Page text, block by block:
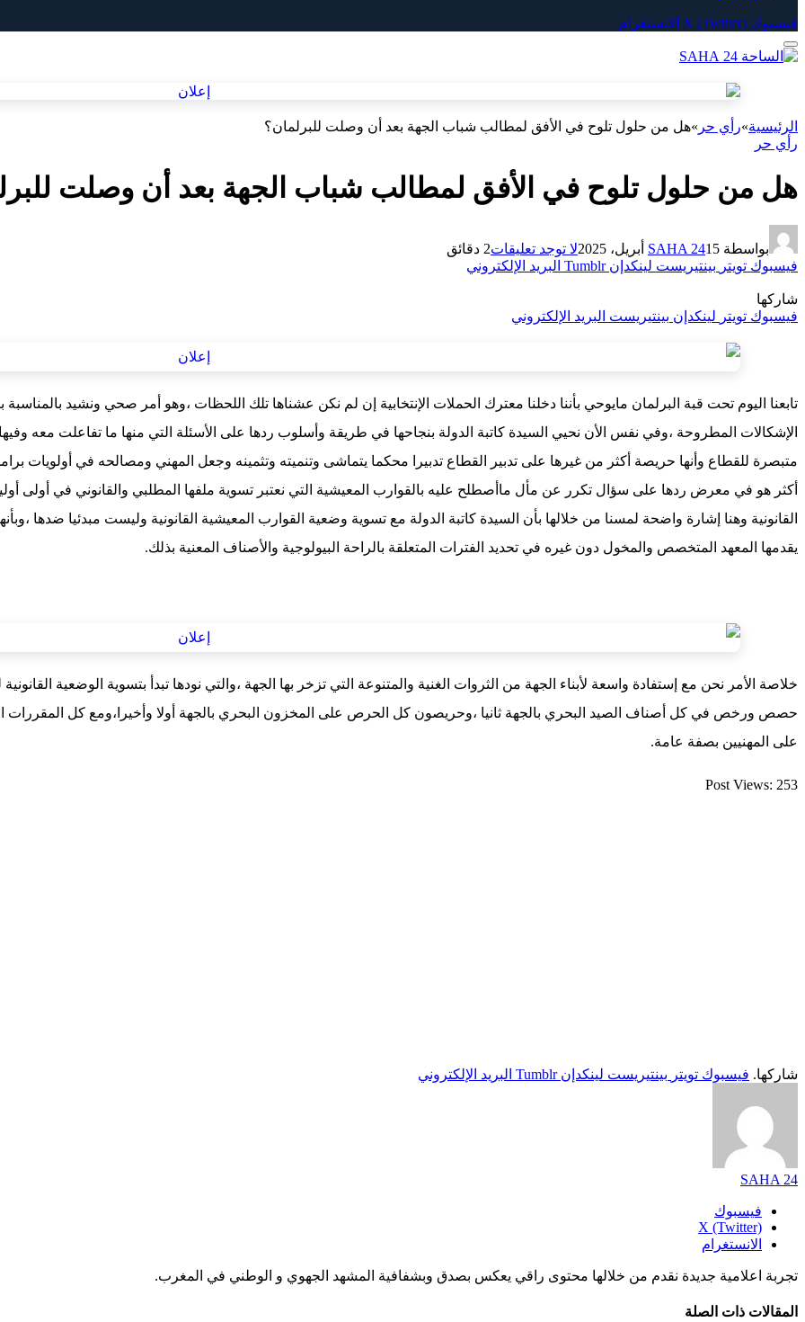
فيسبوك X (Twitter) الانستغرام
الرئيسية»رأي حر »هل من حلول تلوح في الأفق لمطالب شباب الجهة بعد أن وصلت للبرلمان؟
رأي حر
هل من حلول تلوح في الأفق لمطالب شباب الجهة بعد أن وصلت
بواسطة SAHA 2415 أبريل، 2025 لا توجد تعليقات2 دقائق
فيسبوك تويتر بينتيريست لينكدإن Tumblr البريد الإلكتروني
شاركها
فيسبوك تويتر لينكدإن بينتيريست البريد الإلكتروني
تابعنا اليوم تحت قبة البرلمان مايوحي بأننا دخلنا معترك الحملات الإنتخابية إن لم نكن عشناها تلك اللحظات ،وهو أمر صحي ونشيد
الإشكالات المطروحة ،وفي نفس الأن نحيي السيدة كاتبة الدولة بنجاحها في طريقة وأسلوب ردها على الأسئلة التي منها ما تفاعلت معه
متبصرة للقطاع وأنها حريصة أكثر من غيرها على تدبير القطاع تدبيرا محكما يتماشى وتنميته وتثمينه وجعل المهني ومصالحه في أولويات
أكثر هو في معرض ردها على سؤال تكرر عن مأل ماأصطلح عليه بالقوارب المعيشية التي نعتبر تسوية ملفها المطلبي والقانوني في أولى
القانونية وهنا إشارة واضحة لمسنا من خلالها بأن السيدة كاتبة الدولة مع تسوية وضعية القوارب المعيشية القانونية وليست مبدئيا ضدها
يقدمها المعهد المتخصص والمخول دون غيره في تحديد الفترات المتعلقة بالراحة البيولوجية والأصناف المعنية بذلك.
خلاصة الأمر نحن مع إستفادة واسعة لأبناء الجهة من الثروات الغنية والمتنوعة التي تزخر بها الجهة ،والتي نودها تبدأ بتسوية الوضعية
حصص ورخص في كل أصناف الصيد البحري بالجهة ثانيا ،وحريصون كل الحرص على المخزون البحري بالجهة أولا وأخيرا،ومع كل المقررات
على المهنيين بصفة عامة.
Post Views: 253
شاركها. فيسبوك تويتر بينتيريست لينكدإن Tumblr البريد الإلكتروني
SAHA 24
فيسبوك
X (Twitter)
الانستغرام
تجربة اعلامية جديدة نقدم من خلالها محتوى راقي يعكس بصدق وبشفافية المشهد الجهوي و الوطني في المغرب.
المقالات ذات الصلة